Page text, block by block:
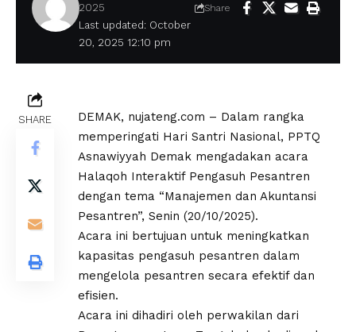
Last updated: October
20, 2025 12:10 pm
2025
Share
SHARE
DEMAK, nujateng.com – Dalam rangka
memperingati Hari Santri Nasional, PPTQ
Asnawiyyah Demak mengadakan acara
Halaqoh Interaktif Pengasuh Pesantren
dengan tema “Manajemen dan Akuntansi
Pesantren”, Senin (20/10/2025).
Acara ini bertujuan untuk meningkatkan
kapasitas pengasuh pesantren dalam
mengelola pesantren secara efektif dan
efisien.
Acara ini dihadiri oleh perwakilan dari